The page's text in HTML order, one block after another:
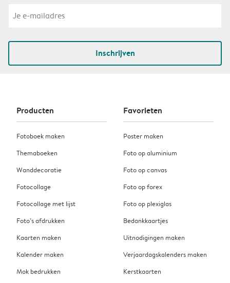
Inschrijven
Producten
Fotoboek maken
Themaboeken
Wanddecoratie
Fotocollage
Fotocollage met lijst
Foto’s afdrukken
Kaarten maken
Kalender maken
Mok bedrukken
Favorieten
Poster maken
Foto op aluminium
Foto op canvas
Foto op forex
Foto op plexiglas
Bedankkaartjes
Uitnodigingen maken
Verjaardagskalenders maken
Kerstkaarten